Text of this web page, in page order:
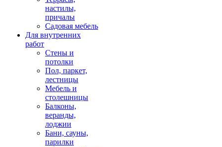
настилы,
причалы
Садовая мебель
Для внутренних
работ
Стены и
потолки
Пол, паркет,
лестницы
Мебель и
столешницы
Балконы,
веранды,
лоджии
Бани, сауны,
парилки